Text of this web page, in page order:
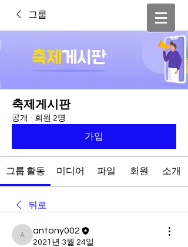
그룹
축제게시판
공개 · 회원 2명
가입
그룹 활동 미디어 파일 회원 소개
뒤로
antony002
antony002
2021년 3월 24일